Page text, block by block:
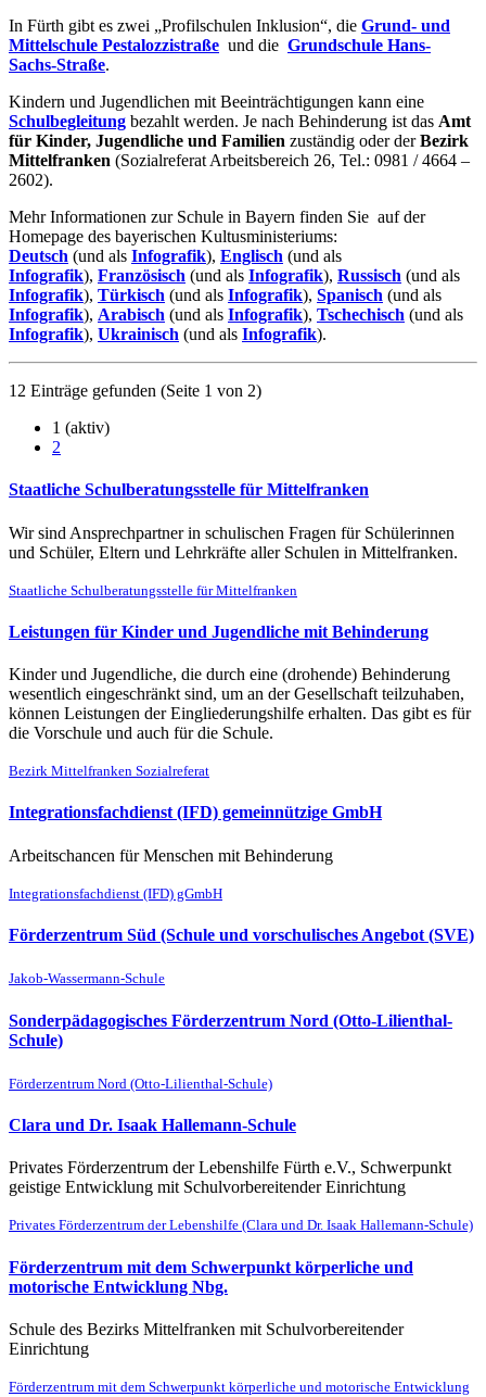
In Fürth gibt es zwei „Profilschulen Inklusion“, die Grund- und
Mittelschule Pestalozzistraße und die Grundschule Hans-
Sachs-Straße.
Kindern und Jugendlichen mit Beeinträchtigungen kann eine
Schulbegleitung bezahlt werden. Je nach Behinderung ist das Amt
für Kinder, Jugendliche und Familien zuständig oder derBezirk
Mittelfranken (Sozialreferat Arbeitsbereich 26, Tel.: 0981 / 4664 –
2602).
Mehr Informationen zur Schule in Bayern finden Sie auf der
Homepage des bayerischen Kultusministeriums:
Deutsch (und als Infografik), Englisch (und als
Infografik), Französisch (und als Infografik), Russisch (und als
Infografik), Türkisch (und als Infografik), Spanisch (und als
Infografik), Arabisch (und als Infografik), Tschechisch (und als
Infografik), Ukrainisch (und als Infografik).
12 Einträge gefunden (Seite 1 von 2)
1 (aktiv)
2
Staatliche Schulberatungsstelle für Mittelfranken
Wir sind Ansprechpartner in schulischen Fragen für Schülerinnen
und Schüler, Eltern und Lehrkräfte aller Schulen in Mittelfranken.
Staatliche Schulberatungsstelle für Mittelfranken
Leistungen für Kinder und Jugendliche mit Behinderung
Kinder und Jugendliche, die durch eine (drohende) Behinderung
wesentlich eingeschränkt sind, um an der Gesellschaft teilzuhaben,
können Leistungen der Eingliederungshilfe erhalten. Das gibt es für
die Vorschule und auch für die Schule.
Bezirk Mittelfranken Sozialreferat
Integrationsfachdienst (IFD) gemeinnützige GmbH
Arbeitschancen für Menschen mit Behinderung
Integrationsfachdienst (IFD) gGmbH
Förderzentrum Süd (Schule und vorschulisches Angebot (SVE)
Jakob-Wassermann-Schule
Sonderpädagogisches Förderzentrum Nord (Otto-Lilienthal-
Schule)
Förderzentrum Nord (Otto-Lilienthal-Schule)
Clara und Dr. Isaak Hallemann-Schule
Privates Förderzentrum der Lebenshilfe Fürth e.V., Schwerpunkt
geistige Entwicklung mit Schulvorbereitender Einrichtung
Privates Förderzentrum der Lebenshilfe (Clara und Dr. Isaak Hallemann-Schule)
Förderzentrum mit dem Schwerpunkt körperliche und
motorische Entwicklung Nbg.
Schule des Bezirks Mittelfranken mit Schulvorbereitender
Einrichtung
Förderzentrum mit dem Schwerpunkt körperliche und motorische Entwicklung